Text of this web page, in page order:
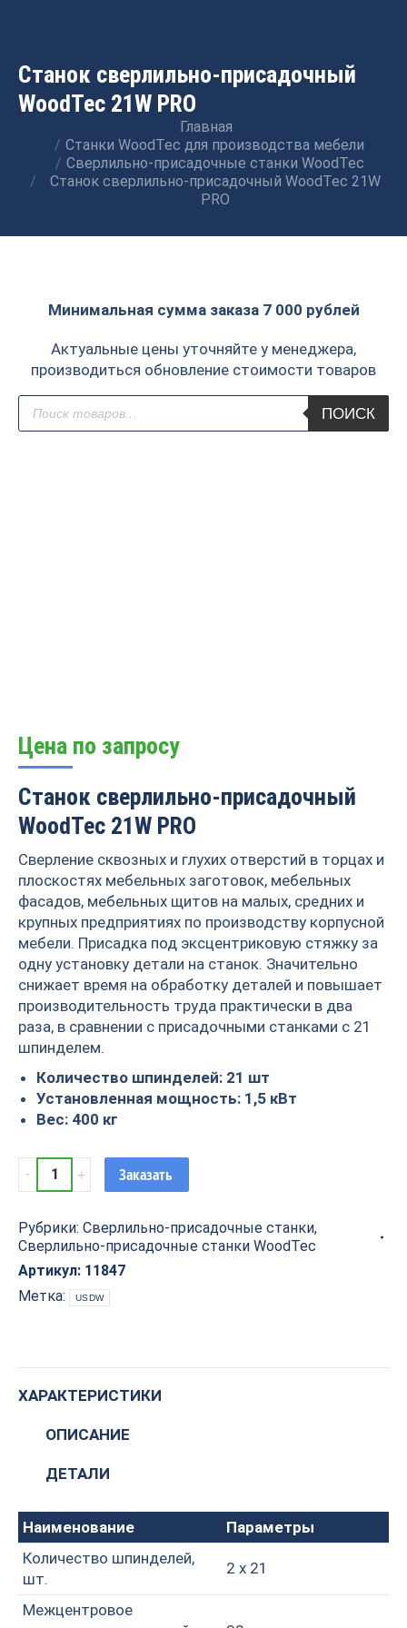
Станок сверлильно-присадочный
WoodTec 21W PRO
Главная
Станки WoodTec для производства мебели
Сверлильно-присадочные станки WoodTec
Станок сверлильно-присадочный WoodTec 21W
PRO
Минимальная сумма заказа 7 000 рублей
Актуальные цены уточняйте у менеджера,
производиться обновление стоимости товаров
Поиск
товаров
ПОИСК
Цена по запросу
Станок сверлильно-присадочный
WoodTec 21W PRO
Сверление сквозных и глухих отверстий в торцах и
плоскостях мебельных заготовок, мебельных
фасадов, мебельных щитов на малых, средних и
крупных предприятиях по производству корпусной
мебели. Присадка под эксцентриковую стяжку за
одну установку детали на станок. Значительно
снижает время на обработку деталей и повышает
производительность труда практически в два
раза, в сравнении с присадочными станками с 21
шпинделем.
Количество шпинделей: 21 шт
Установленная мощность: 1,5 кВт
Вес: 400 кг
Станок
сверлильно-
WoodTec
21W
PRO
quantity
Заказать
Рубрики: Сверлильно-присадочные станки,
Сверлильно-присадочные станки WoodTec
Артикул: 11847
Метка:
USDW
ХАРАКТЕРИСТИКИ
ОПИСАНИЕ
ДЕТАЛИ
Наименование
Параметры
Количество шпинделей,
шт.
2 х 21
Межцентровое